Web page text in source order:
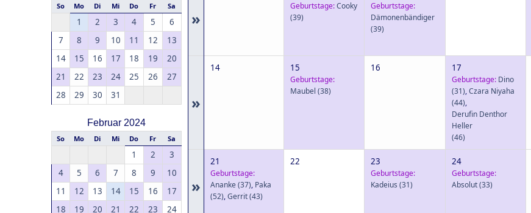
So Mo Di Mi Do Fr Sa
1 2 3 4 5
6
7
8 9 10 11 12
13
14
15 16 17 18 19
20
21
22 23 24 25 26
27
28
29 30 31
Februar 2024
So Mo Di Mi Do Fr Sa
1 2
3
4
5 6 7 8 9
10
11
12 13 14 15 16
17
18
19 20 21 22 23 24
»
Geburtstage:Cooky
(39)
Geburtstage:
Dämonenbändiger
(39)
»
14 15
Geburtstage:
Maubel (38)
16 17
Geburtstage: Dino
(31),Czara Niyaha
(44),
Derufin Denthor
Heller
(46)
»
21
Geburtstage:
Ananke(37), Paka
(52),Gerrit(43)
22 23
Geburtstage:
Kadeius (31)
24
Geburtstage:
Absolut(33)